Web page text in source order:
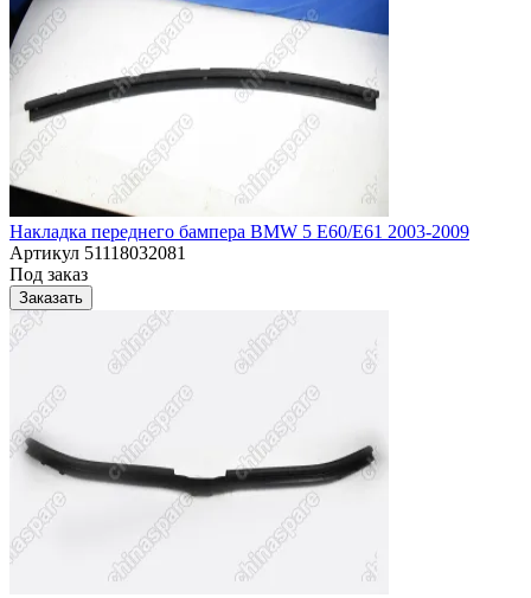
Накладка переднего бампера BMW 5 E60/E61 2003-2009
Артикул 51118032081
Под заказ
Заказать